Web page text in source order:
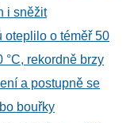
i sněžit
oteplilo o téměř 50
°C, rekordně brzy
a postupně se
bouřky